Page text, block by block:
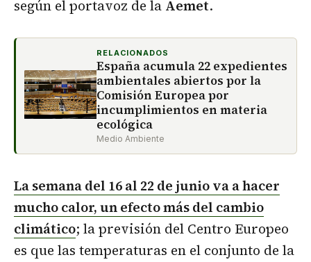
según el portavoz de la Aemet.
RELACIONADOS
España acumula 22 expedientes
ambientales abiertos por la
Comisión Europea por
incumplimientos en materia
ecológica
Medio Ambiente
La semana del 16 al 22 de junio va a hacer
mucho calor, un efecto más del cambio
climático; la previsión del Centro Europeo
es que las temperaturas en el conjunto de la